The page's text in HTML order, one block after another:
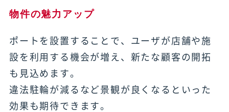
物件の魅力アップ
ポートを設置することで、ユーザが店舗や施
設を利用する機会が増え、新たな顧客の開拓
も見込めます。
違法駐輪が減るなど景観が良くなるといった
効果も期待できます。